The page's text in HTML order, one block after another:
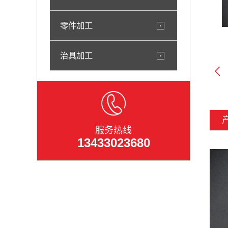
零件加工
治具加工
服务热线
13433023680